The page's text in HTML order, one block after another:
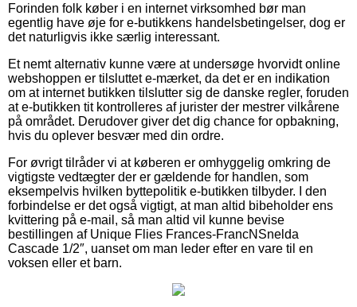
Forinden folk køber i en internet virksomhed bør man
egentlig have øje for e-butikkens handelsbetingelser, dog er
det naturligvis ikke særlig interessant.
Et nemt alternativ kunne være at undersøge hvorvidt online
webshoppen er tilsluttet e-mærket, da det er en indikation
om at internet butikken tilslutter sig de danske regler, foruden
at e-butikken tit kontrolleres af jurister der mestrer vilkårene
på området. Derudover giver det dig chance for opbakning,
hvis du oplever besvær med din ordre.
For øvrigt tilråder vi at køberen er omhyggelig omkring de
vigtigste vedtægter der er gældende for handlen, som
eksempelvis hvilken byttepolitik e-butikken tilbyder. I den
forbindelse er det også vigtigt, at man altid bibeholder ens
kvittering på e-mail, så man altid vil kunne bevise
bestillingen af Unique Flies Frances-FrancNSnelda
Cascade 1/2″, uanset om man leder efter en vare til en
voksen eller et barn.